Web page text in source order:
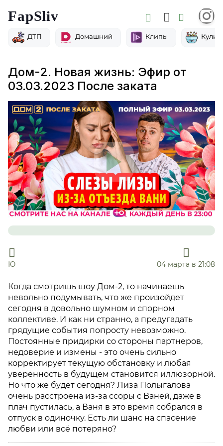
FapSliv
ДТП Домашний Клипы
Дом-2. Новая жизнь: Эфир от
03.03.2023 После заката
Ю 04 марта в 21:08
Когда смотришь шоу Дом-2, то начинаешь
невольно подумывать, что же произойдет
сегодня в довольно шумном и спорном
коллективе. И как ни странно, а предугадать
грядущие события попросту невозможно.
Постоянные придирки со стороны партнеров,
недоверие и измены - это очень сильно
корректирует текущую обстановку и любая
уверенность в будущем становится иллюзорной.
Но что же будет сегодня? Лиза Полыгалова
очень расстроена из-за ссоры с Ваней, даже в
плач пустилась, а Ваня в это время собрался в
отпуск в одиночку. Есть ли шанс на спасение
любви или всё потеряно?